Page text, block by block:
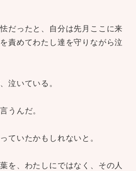
だったと、自分は先月ここに来
責めてわたし達を守りながら泣
泣いている。
うんだ。
ていたかもしれないと。
を、わたしにではなく、その人